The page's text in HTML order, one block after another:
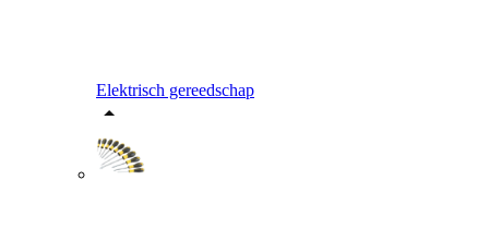
Elektrisch gereedschap